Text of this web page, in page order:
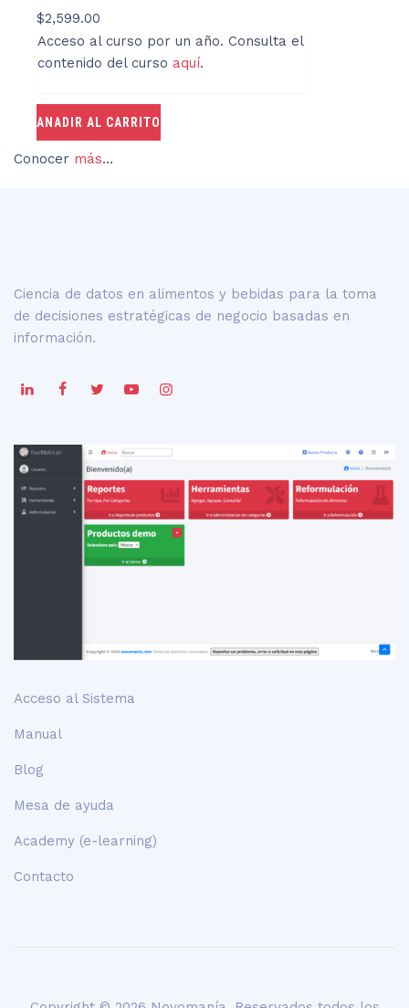
$2,599.00
Acceso al curso por un año. Consulta el
contenido del curso aquí.
ANADIR AL CARRITO
Conocer más…
Ciencia de datos en alimentos y bebidas para la toma
de decisiones estratégicas de negocio basadas en
información.
Acceso al Sistema
Manual
Blog
Mesa de ayuda
Academy (e-learning)
Contacto